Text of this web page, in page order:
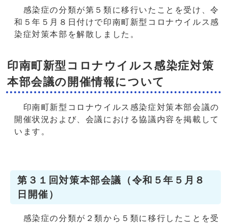
感染症の分類が第５類に移行いたことを受け、令
和５年５月８日付けで印南町新型コロナウイルス感
染症対策本部を解散しました。
印南町新型コロナウイルス感染症対策
本部会議の開催情報について
印南町新型コロナウイルス感染症対策本部会議の
開催状況および、会議における協議内容を掲載して
います。
第３１回対策本部会議（令和５年５月８
日開催）
感染症の分類が２類から５類に移行したことを受